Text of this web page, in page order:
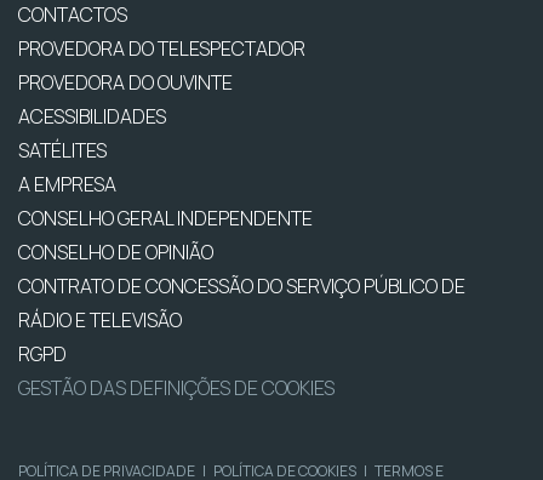
CONTACTOS
PROVEDORA DO TELESPECTADOR
PROVEDORA DO OUVINTE
ACESSIBILIDADES
SATÉLITES
A EMPRESA
CONSELHO GERAL INDEPENDENTE
CONSELHO DE OPINIÃO
CONTRATO DE CONCESSÃO DO SERVIÇO PÚBLICO DE
RÁDIO E TELEVISÃO
RGPD
GESTÃO DAS DEFINIÇÕES DE COOKIES
POLÍTICA DE PRIVACIDADE | POLÍTICA DE COOKIES | TERMOS E